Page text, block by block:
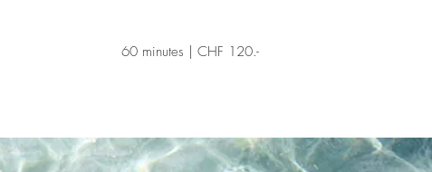
60 minutes | CHF 120.-